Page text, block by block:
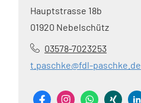
Hauptstrasse 18b
01920 Nebelschütz
03578-7023253
t.paschke@fdl-paschke.de